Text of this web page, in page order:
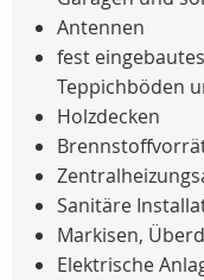
Antennen
fest
Teppichböden
Holzdecken
Sanitäre
Markisen,
Elektrische